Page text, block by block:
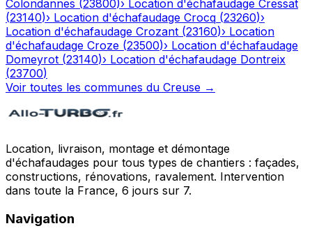
Colondannes (23800)› Location d'échafaudage Cressat
(23140)› Location d'échafaudage Crocq (23260)›
Location d'échafaudage Crozant (23160)› Location
d'échafaudage Croze (23500)› Location d'échafaudage
Domeyrot (23140)› Location d'échafaudage Dontreix
(23700)
Voir toutes les communes du Creuse →
Location, livraison, montage et démontage
d'échafaudages pour tous types de chantiers : façades,
constructions, rénovations, ravalement. Intervention
dans toute la France, 6 jours sur 7.
Navigation